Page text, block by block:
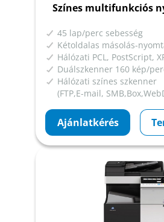
Színes multifunkciós
45 lap/perc sebesség
Kétoldalas másolás-
Hálózati PCL, PostScript,
Duálszkenner 160 kép/
Hálózati színes szkenner
(FTP,E-mail,
Ajánlatkérés